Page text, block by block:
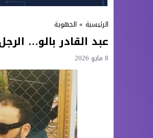
الرئيسية » الجهوية
عبد القادر بالو…
8 مايو 2026